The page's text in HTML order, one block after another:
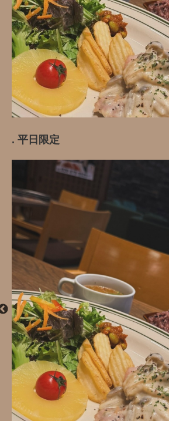
. 平日限定️